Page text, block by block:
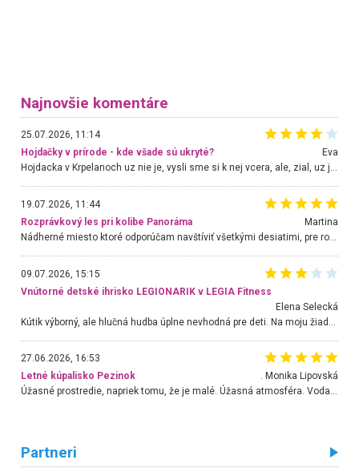
Najnovšie komentáre
25.07.2026, 11:14
Hojdačky v prírode - kde všade sú ukryté?
Eva
Hojdacka v Krpelanoch uz nie je, vysli sme si k nej vcera, ale, zial, uz je znicena. Ak sem planujete cestu len kvoli hojdacke, mozete si ju usetrit. Krasny vyhlad je tu vsak aj bez hojdacky :-)
19.07.2026, 11:44
Rozprávkový les pri kolibe Panoráma
Martina
Nádherné miesto ktoré odporúčam navštíviť všetkými desiatimi, pre rodiny s deťmi, dôchodcom... Proste a jednoducho ozaj rozprávkový les.. určite ešte prídeme. Odniesli sme si na pamiatku krásne tričká,
09.07.2026, 15:15
Vnútorné detské ihrisko LEGIONARIK v LEGIA Fitness
Elena Selecká
27.06.2026, 16:53
Letné kúpalisko Pezinok
. Monika Lipovská
Úžasné prostredie, napriek tomu, že je malé. Úžasná atmosféra. Voda fantastická a nádherná. Ľudí je pomerne veľa, ale su mili a ohľaduplní. Je veľmi zaujímavé sledovať, ako dokážu spolu športovať cudzí ľudia a bez ohľadu na vek. Vládne tu pohoda. Vnuka neviem dostať z vody. Ďakujem za krásny deň . Urcite sa sem vrátim. Jediný problém je s parkovaním, ale aj ten sa mi podarilo vyriešiť. Monika Bratislava
Partneri